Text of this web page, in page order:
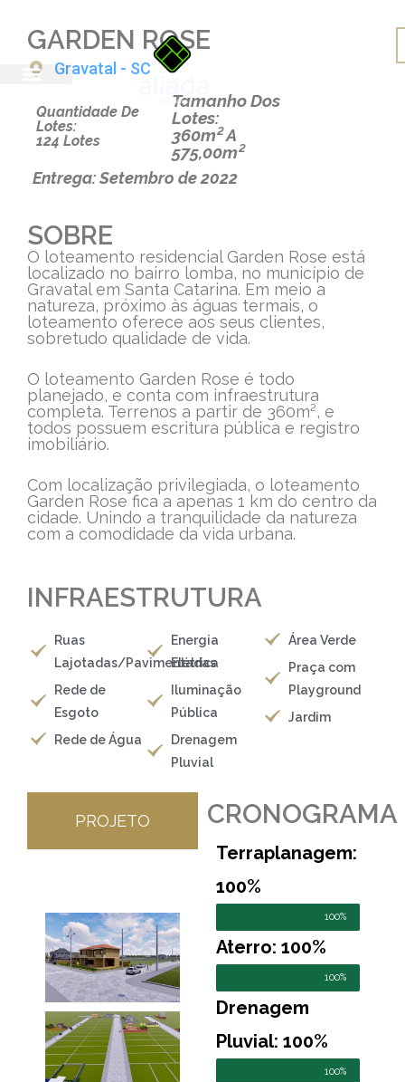
GARDEN ROSE
Gravatal - SC
Quantidade De
Lotes:
124 Lotes
Tamanho Dos
Lotes:
360m² A
575,00m²
Entrega: Setembro de 2022
SOBRE
O loteamento residencial Garden Rose está
localizado no bairro lomba, no município de
Gravatal em Santa Catarina. Em meio a
natureza, próximo às águas termais, o
loteamento oferece aos seus clientes,
sobretudo qualidade de vida.
O loteamento Garden Rose é todo
planejado, e conta com infraestrutura
completa. Terrenos a partir de 360m², e
todos possuem escritura pública e registro
imobiliário.
Com localização privilegiada, o loteamento
Garden Rose fica a apenas 1 km do centro da
cidade. Unindo a tranquilidade da natureza
com a comodidade da vida urbana.
INFRAESTRUTURA
Ruas
Lajotadas/Pavimentadas
Rede de
Esgoto
Rede de Água
Energia
Elétrica
Iluminação
Pública
Drenagem
Pluvial
Área Verde
Praça com
Playground
Jardim
PROJETO CRONOGRAMA
Terraplanagem:
100%
100%
Aterro: 100%
100%
Drenagem
Pluvial: 100%
100%